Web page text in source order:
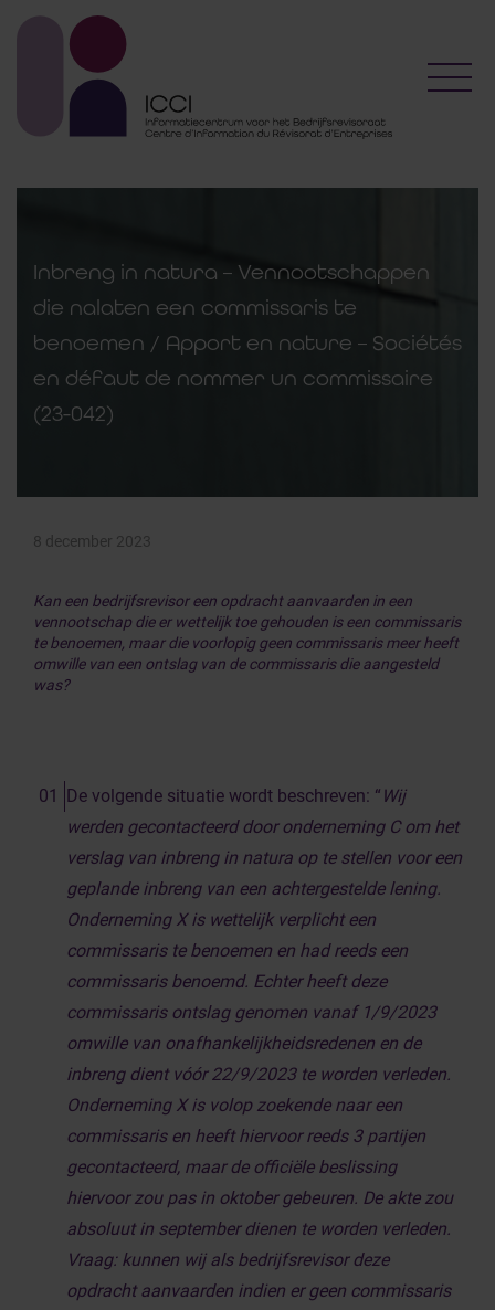
Inbreng in natura – Vennootschappen
die nalaten een commissaris te
benoemen / Apport en nature – Sociétés
en défaut de nommer un commissaire
(23-042)
8 december 2023
Kan een bedrijfsrevisor een opdracht aanvaarden in een
vennootschap die er wettelijk toe gehouden is een commissaris
te benoemen, maar die voorlopig geen commissaris meer heeft
omwille van een ontslag van de commissaris die aangesteld
was?
De volgende situatie wordt beschreven: “ Wij
werden gecontacteerd door onderneming C om het
verslag van inbreng in natura op te stellen voor een
geplande inbreng van een achtergestelde lening.
Onderneming X is wettelijk verplicht een
commissaris te benoemen en had reeds een
commissaris benoemd. Echter heeft deze
commissaris ontslag genomen vanaf 1/9/2023
omwille van onafhankelijkheidsredenen en de
inbreng dient vóór 22/9/2023 te worden verleden.
Onderneming X is volop zoekende naar een
commissaris en heeft hiervoor reeds 3 partijen
gecontacteerd, maar de officiële beslissing
hiervoor zou pas in oktober gebeuren. De akte zou
absoluut in september dienen te worden verleden.
Vraag: kunnen wij als bedrijfsrevisor deze
opdracht aanvaarden indien er geen commissaris